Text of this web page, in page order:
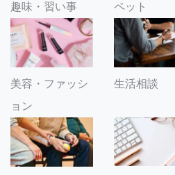
趣味・習い事 ペット
美容・ファッシ
ョン
生活相談